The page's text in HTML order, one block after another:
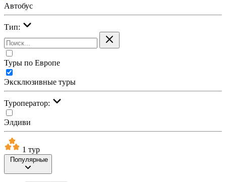
Автобус
Тип:
Туры по Европе
Эксклюзивные туры
Туроператор:
Элдиви
1 тур
Популярные